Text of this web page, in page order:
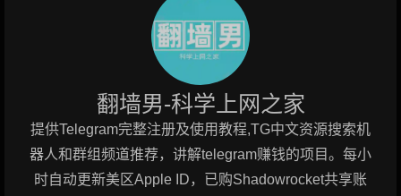
翻墙男-科学上网之家
提供Telegram完整注册及使用教程,TG中文资源搜索机
器人和群组频道推荐，讲解telegram赚钱的项目。每小
时自动更新美区Apple ID，已购Shadowrocket共享账